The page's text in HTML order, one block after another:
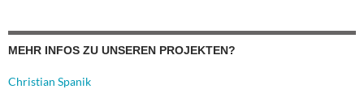
MEHR INFOS ZU UNSEREN PROJEKTEN?
Christian Spanik